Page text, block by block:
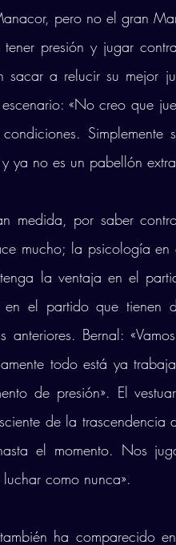
pero no el gran
presión y jugar
sacar a relucir su mejor
«No creo que
ya no es un pabellón
medida, por saber
mucho; la psicología
la ventaja en el
en el partido que
anteriores. Bernal:
todo está ya
de presión». El
de la
el momento. Nos
como nunca».
ha comparecido